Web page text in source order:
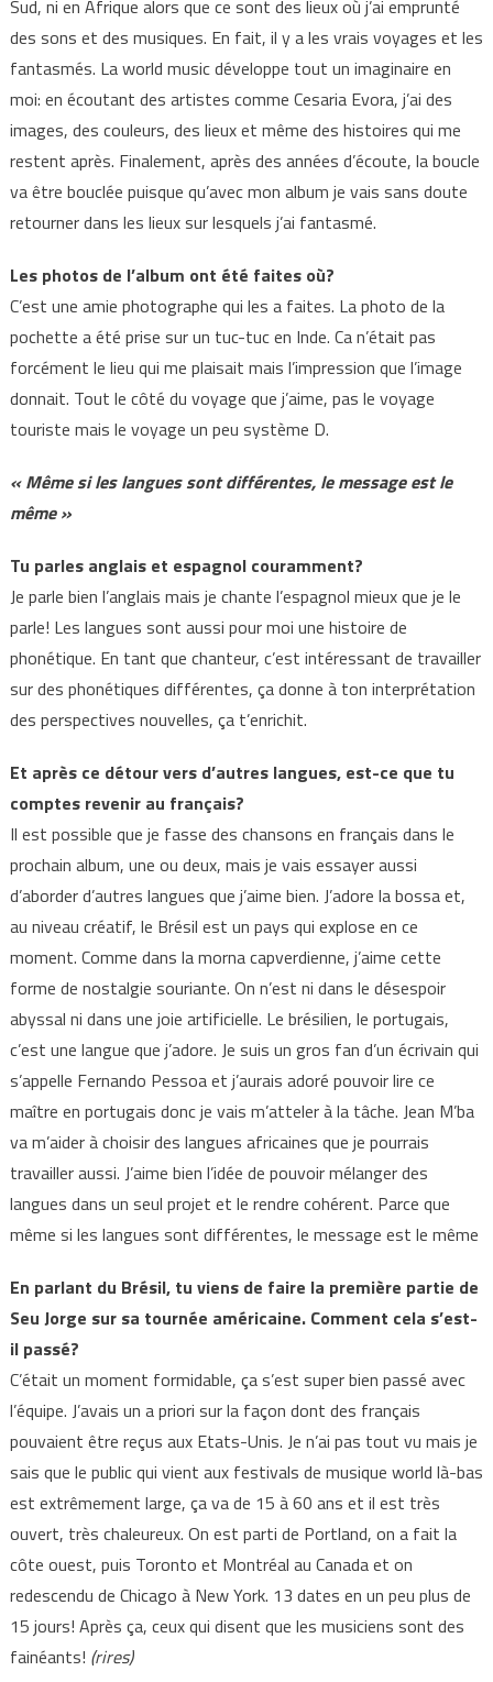
Sud, ni en Afrique alors que ce sont des lieux où j’ai emprunté
des sons et des musiques. En fait, il y a les vrais voyages et les
fantasmés. La world music développe tout un imaginaire en
moi: en écoutant des artistes comme Cesaria Evora, j’ai des
images, des couleurs, des lieux et même des histoires qui me
restent après. Finalement, après des années d’écoute, la boucle
va être bouclée puisque qu’avec mon album je vais sans doute
retourner dans les lieux sur lesquels j’ai fantasmé.
Les photos de l’album ont été faites où?
C’est une amie photographe qui les a faites. La photo de la
pochette a été prise sur un tuc-tuc en Inde. Ca n’était pas
forcément le lieu qui me plaisait mais l’impression que l’image
donnait. Tout le côté du voyage que j’aime, pas le voyage
touriste mais le voyage un peu système D.
« Même si les langues sont différentes, le message est le
même »
Tu parles anglais et espagnol couramment?
Je parle bien l’anglais mais je chante l’espagnol mieux que je le
parle! Les langues sont aussi pour moi une histoire de
phonétique. En tant que chanteur, c’est intéressant de travailler
sur des phonétiques différentes, ça donne à ton interprétation
des perspectives nouvelles, ça t’enrichit.
Et après ce détour vers d’autres langues, est-ce que tu
comptes revenir au français?
Il est possible que je fasse des chansons en français dans le
prochain album, une ou deux, mais je vais essayer aussi
d’aborder d’autres langues que j’aime bien. J’adore la bossa et,
au niveau créatif, le Brésil est un pays qui explose en ce
moment. Comme dans la morna capverdienne, j’aime cette
forme de nostalgie souriante. On n’est ni dans le désespoir
abyssal ni dans une joie artificielle. Le brésilien, le portugais,
c’est une langue que j’adore. Je suis un gros fan d’un écrivain qui
s’appelle Fernando Pessoa et j’aurais adoré pouvoir lire ce
maître en portugais donc je vais m’atteler à la tâche. Jean M’ba
va m’aider à choisir des langues africaines que je pourrais
travailler aussi. J’aime bien l’idée de pouvoir mélanger des
langues dans un seul projet et le rendre cohérent. Parce que
même si les langues sont différentes, le message est le même
En parlant du Brésil, tu viens de faire la première partie de
Seu Jorge sur sa tournée américaine. Comment cela s’est-
il passé?
C’était un moment formidable, ça s’est super bien passé avec
l’équipe. J’avais un a priori sur la façon dont des français
pouvaient être reçus aux Etats-Unis. Je n’ai pas tout vu mais je
sais que le public qui vient aux festivals de musique world là-bas
est extrêmement large, ça va de 15 à 60 ans et il est très
ouvert, très chaleureux. On est parti de Portland, on a fait la
côte ouest, puis Toronto et Montréal au Canada et on
redescendu de Chicago à New York. 13 dates en un peu plus de
15 jours! Après ça, ceux qui disent que les musiciens sont des
fainéants! (rires)